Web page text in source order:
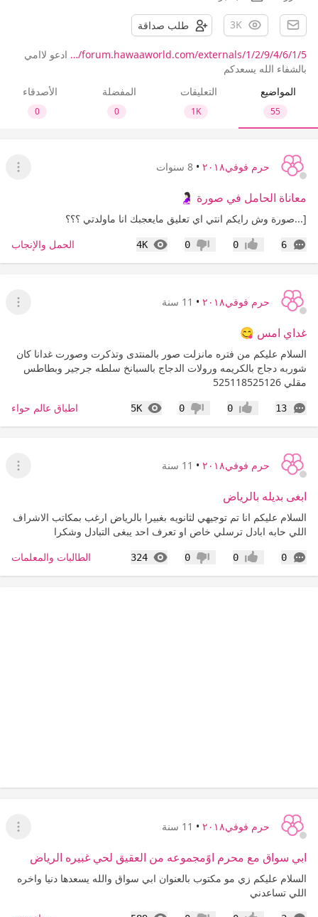
3K طلب صداقة
forum.hawaaworld.com/externals/1/2/9/4/6/1/5/…
ادعو لاامي
بالشفاء الله يسعدكم
المواضيع
55
التعليقات
1K
المفضلة
0
الأصدقاء
0
حرم فوفي٢٠١٨ • 8 سنوات
عرض
معاناة الحامل في صورة 🤰🏻
[...صورة وش رايكم انتي اي تعليق مايعجبك انا ماولدتي ؟؟؟
6
التعليقات إعجاب0 عدم إعجاب
0
4K
المشاهدات الحمل والإنجاب
حرم فوفي٢٠١٨ • 11 سنة
عرض
غداي امس 😋
السلام عليكم من فتره مانزلت صور بالمنتدى وتذكرت وصورت غدانا كان
شوربه دجاج بالكريمه ورولات الدجاج بالسبانخ سلطه جرجير وبطاطس
مقلي 525118525126
13
التعليقات إعجاب0 عدم إعجاب
0
5K
المشاهدات اطباق عالم حواء
حرم فوفي٢٠١٨ • 11 سنة
عرض
ابغى بديله بالرياض
السلام عليكم انا تم توجيهي لثانويه بغبيرا بالرياض ارغب بمكاتب الاشراف
اللي حابه ابادل ترسلي خاص او تعرف احد يبغى التبادل وشكرا
0
التعليقات إعجاب0 عدم إعجاب
0
324
المشاهدات الطالبات والمعلمات
حرم فوفي٢٠١٨ • 11 سنة
عرض
ابي سواق مع محرم اوًمجموعه من العقيق لحي غبيره الرياض
السلام عليكم زي مو مكتوب بالعنوان ابي سواق والله يسعدها دنيا واخره
اللي تساعدني